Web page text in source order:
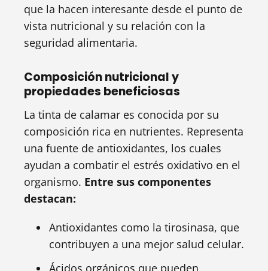
que la hacen interesante desde el punto de
vista nutricional y su relación con la
seguridad alimentaria.
Composición nutricional y
propiedades beneficiosas
La tinta de calamar es conocida por su
composición rica en nutrientes. Representa
una fuente de antioxidantes, los cuales
ayudan a combatir el estrés oxidativo en el
organismo. Entre sus componentes
destacan:
Antioxidantes como la tirosinasa, que
contribuyen a una mejor salud celular.
Ácidos orgánicos que pueden